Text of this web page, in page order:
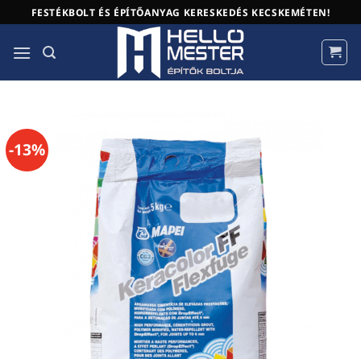
to
content
FESTÉKBOLT ÉS ÉPÍTŐANYAG KERESKEDÉS KECSKEMÉTEN!
-13%